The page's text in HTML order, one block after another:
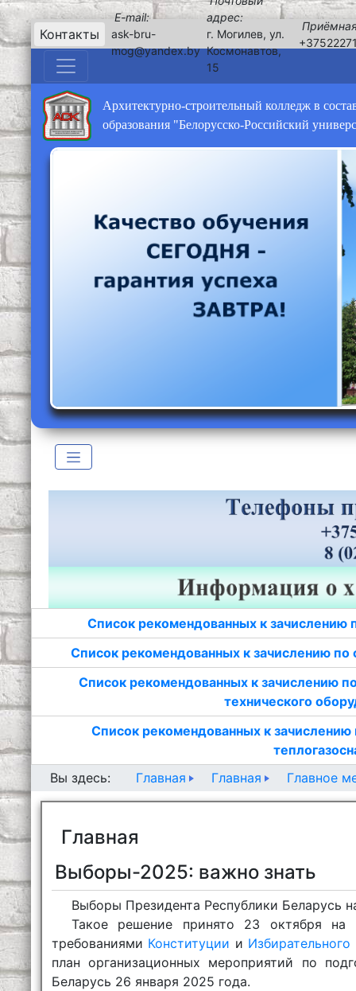
Контакты
E-mail:
ask-bru-
mog@yandex.by
адрес:
г. Могилев, ул.
Космонавтов,
15
Архитектурно-строительный колледж в
образования "Белорусско-Российский
Список рекомендованных к зачислению
Список рекомендованных к зачислению
Список рекомендованных к зачислению
технического
Список рекомендованных к
Вы здесь:
Главная Главная Главное
Главная
Выборы-2025: важно знать
Выборы Президента Республики Беларусь
Такое решение принято 23 октября на
требованиями Конституции и Избирательного
план организационных мероприятий по
Беларусь 26 января 2025 года.